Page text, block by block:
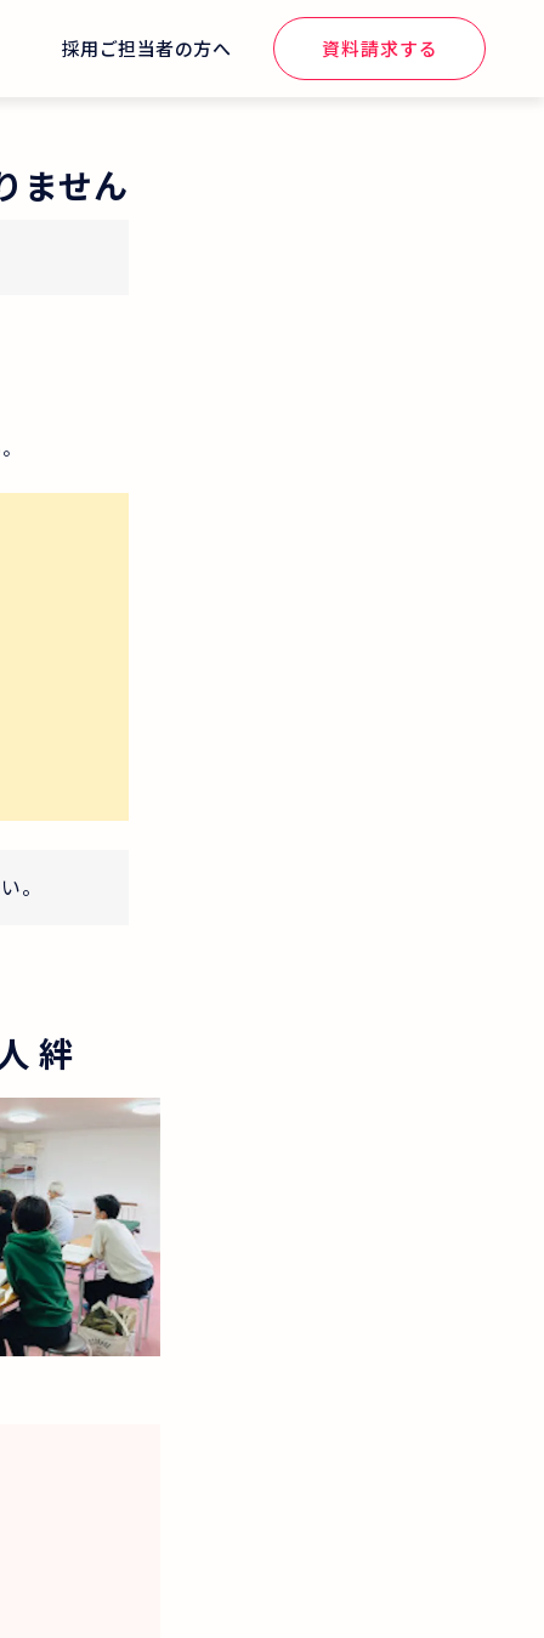
採用ご担当者の方へ 資料請求する
ません
。
絆